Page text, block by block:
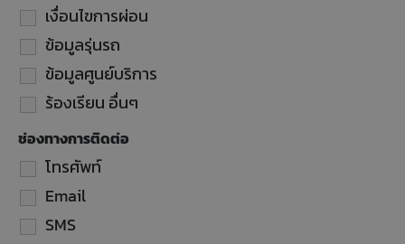
เงื่อนไขการผ่อน
ข้อมูลรุ่นรถ
ข้อมูลศูนย์บริการ
ร้องเรียน อื่นๆ
ช่องทางการติดต่อ
โทรศัพท์
Email
SMS